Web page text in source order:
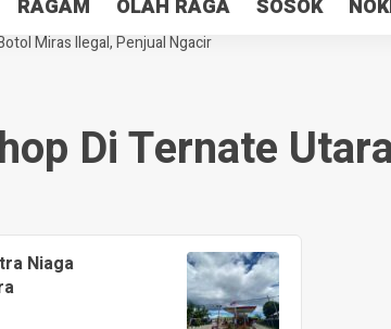
RAGAM OLAH RAGA SOSOK
Hibah Pilkada Jayapura Cair 10 Persen, Deposit Kas
Miras Ilegal, Penjual Ngacir
Di Ternate
Niaga